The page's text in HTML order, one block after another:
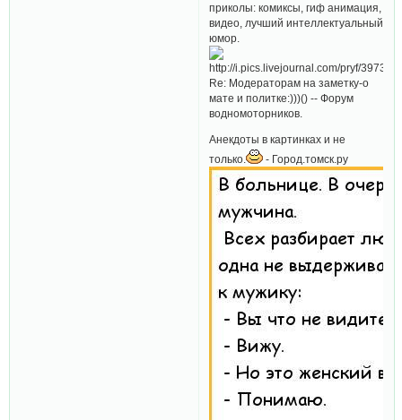
приколы: комиксы, гиф анимация,
видео, лучший интеллектуальный
юмор.
Re: Модераторам на заметку-о
мате и политке:)))() -- Форум
водномоторников.
Анекдоты в картинках и не
только.
- Город.томск.ру